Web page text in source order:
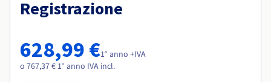
Tariffe
Roadmap & Changelog
Osservabilità
Roadmap & Changelog
Roadmap & Changelog
Roadmap & Changelog
Roadmap & Changelog
Registrazione
628,99 €1° anno +IVA
o 767,37 € 1° anno IVA incl.